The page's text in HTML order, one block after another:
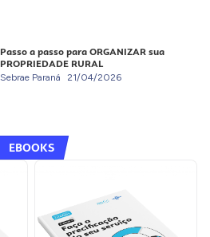
Passo a passo para ORGANIZAR sua
PROPRIEDADE RURAL
Sebrae Paraná 21/04/2026
EBOOKS